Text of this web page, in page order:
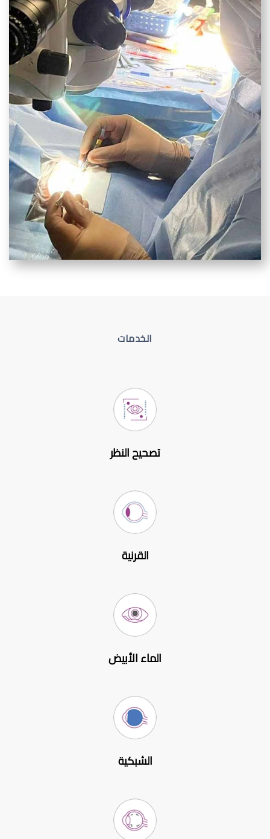
الخدمات
تصحيح النظر
القرنية
الماء الأبيض
الشبكية